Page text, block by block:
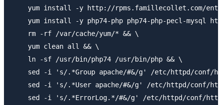
yum install -y http://rpms.famillecollet.com/
yum install -y php74-php php74-php-pecl-mysql
    rm -rf /var/cache/yum/* && \
    yum clean all && \
    ln -sf /usr/bin/php74 /usr/bin/php && \
sed -i 's/.*Group apache/#&/g' /etc/httpd/conf/
sed -i 's/.*User apache/#&/g' /etc/httpd/conf/
sed -i 's/.*ErrorLog.*/#&/g' /etc/httpd/conf/